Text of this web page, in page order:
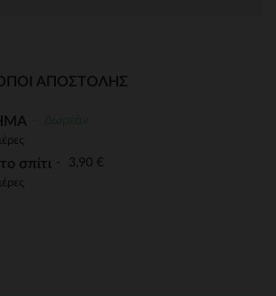
ΑΠΟΣΤΟΛΉΣ
σπίτι 3,90 €